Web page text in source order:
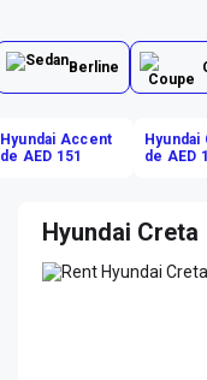
Berline
Hyundai Accent
de AED 151
Hyundai
de AED
Hyundai Creta